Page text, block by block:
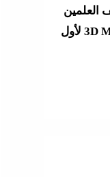
العلمين
بـ”يالهوى وحشتونى” وتقنية 3D Mapping لأول